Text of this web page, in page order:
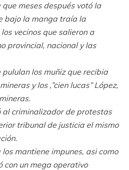
meses después votó la
bajo la manga traía la
vecinos que salieron a
provincial, nacional y las
los muñiz que recibia
y los ,”cien lucas” López,
criminalizador de protestas
tribunal de justicia el mismo
mantiene impunes, asi como
con un mega operativo